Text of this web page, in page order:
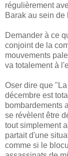
régulièrement
Barak au sein
Demander à ce
conjoint de la
mouvements
va totalement à
Oser dire que
décembre est
bombardements
se révèlent être
tout simplement
partait d'une
comme si le